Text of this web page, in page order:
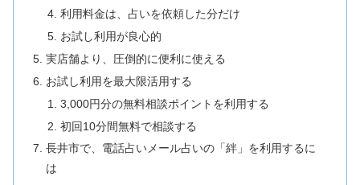
利用料金は、占いを依頼した分だけ
お試し利用が良心的
実店舗より、圧倒的に便利に使える
お試し利用を最大限活用する
3,000円分の無料相談ポイントを利用する
初回10分間無料で相談する
長井市で、電話占いメール占いの「絆」を利用するに
は